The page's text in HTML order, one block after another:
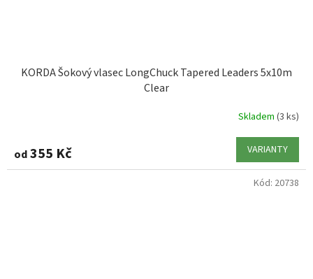
KORDA Šokový vlasec LongChuck Tapered Leaders 5x10m
Clear
Skladem (3 ks)
od355 Kč VARIANTY
Kód: 20738